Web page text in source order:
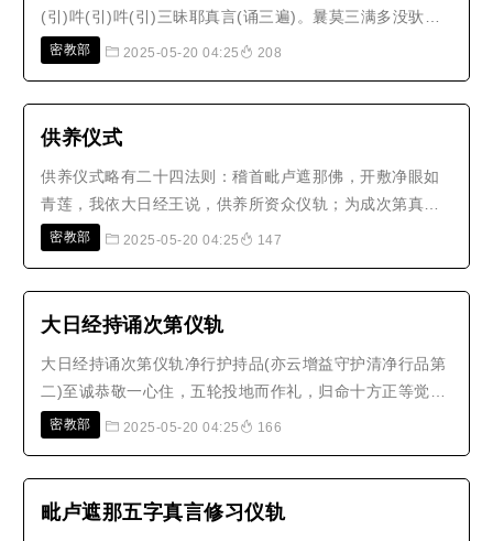
(引)吽(引)吽(引)三昧耶真言(诵三遍)。曩莫三满多没驮南
(引)阿参迷怛里参迷三摩曳娑缚(二合)贺法界生真言(诵三
(二合)怛募句唅(引)金刚护..
密教部 2025-05-20 04:25 208
供养仪式
供养仪式略有二十四法则：稽首毗卢遮那佛，开敷净眼如
青莲，我依大日经王说，供养所资众仪轨；为成次第真言
法，如彼当得速成就，又令本心离垢故，我今随要略宣
河流川洲岸侧，远离人物众愦闹，条..
密教部 2025-05-20 04:25 147
大日经持诵次第仪轨
大日经持诵次第仪轨净行护持品(亦云增益守护清净行品第
二)至诚恭敬一心住，五轮投地而作礼，归命十方正等觉，
三世一切具三身，归命一切大乘法，归命不退菩提众，归
「oṃnamaḥsarvatathāgatakāya唵 曩 麽 萨 婆 ..
密教部 2025-05-20 04:25 166
毗卢遮那五字真言修习仪轨